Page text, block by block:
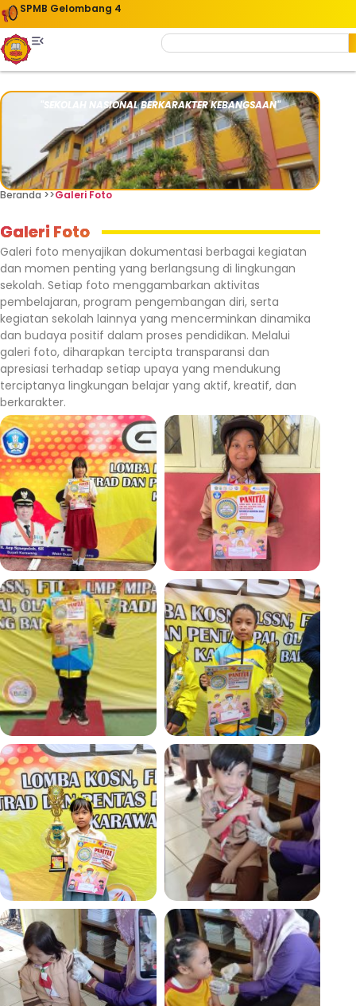
SPMB Gelombang 4
"SEKOLAH NASIONAL BERKARAKTER KEBANGSAAN"
Beranda >>Galeri Foto
Galeri Foto
Galeri foto menyajikan dokumentasi berbagai kegiatan
dan momen penting yang berlangsung di lingkungan
sekolah. Setiap foto menggambarkan aktivitas
pembelajaran, program pengembangan diri, serta
kegiatan sekolah lainnya yang mencerminkan dinamika
dan budaya positif dalam proses pendidikan. Melalui
galeri foto, diharapkan tercipta transparansi dan
apresiasi terhadap setiap upaya yang mendukung
terciptanya lingkungan belajar yang aktif, kreatif, dan
berkarakter.